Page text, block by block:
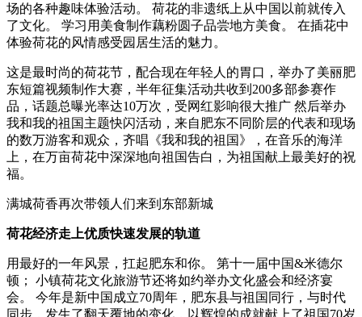
场的各种趣味体验活动。 荷花的非遗纸上从中国以前就传入
了文化。 学习用美食制作藕粉圆子品尝地方美食。 在插花中
体验荷花的风情感受园居生活的魅力。
这是最时尚的荷花节，配合现在年轻人的胃口，举办了美丽肥
东短篇视频制作大赛，半年征集活动共收到200多部参赛作
品，话题总曝光率达10万次，受网红影响很大推广 然后举办
我和我的祖国主题快闪活动，来自肥东不同阶层的代表和现场
的数万游客和观众，齐唱《我和我的祖国》，在音乐的海洋
上，在万亩荷花中深深地向祖国告白，为祖国献上最美好的祝
福。
满城荷香再次带领人们来到东部新城
荷花经济走上优质快速发展的轨道
用最好的一年风景，扛起肥东和你。 第十一届中国&米德尔
顿； 小镇荷花文化旅游节还将如约举办文化盛会和经济宴
会。 今年是新中国成立70周年，肥东县与祖国同行，与时代